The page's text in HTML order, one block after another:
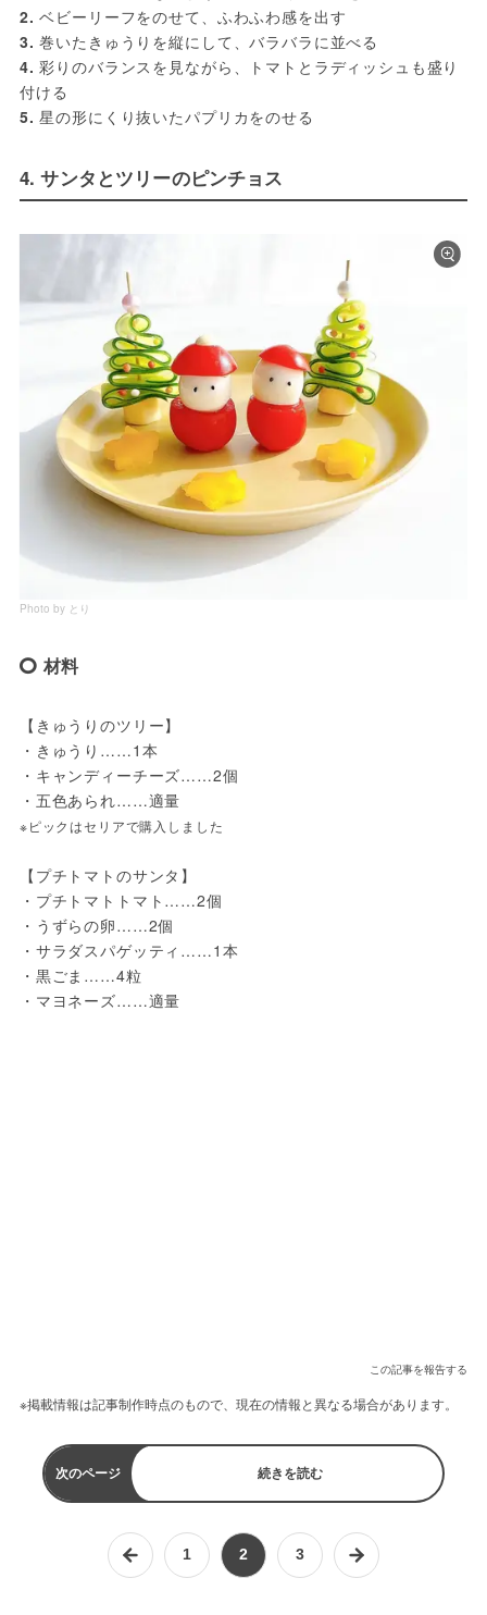
2. ベビーリーフをのせて、ふわふわ感を出す
3. 巻いたきゅうりを縦にして、バラバラに並べる
4. 彩りのバランスを見ながら、トマトとラディッシュも盛り
付ける
5. 星の形にくり抜いたパプリカをのせる
4. サンタとツリーのピンチョス
Photo by とり
材料
【きゅうりのツリー】
・きゅうり……1本
・キャンディーチーズ……2個
・五色あられ……適量
※ピックはセリアで購入しました
【プチトマトのサンタ】
・プチトマトトマト……2個
・うずらの卵……2個
・サラダスパゲッティ……1本
・黒ごま……4粒
・マヨネーズ……適量
この記事を報告する
※掲載情報は記事制作時点のもので、現在の情報と異なる場合があります。
次のページ 続きを読む
1 2 3